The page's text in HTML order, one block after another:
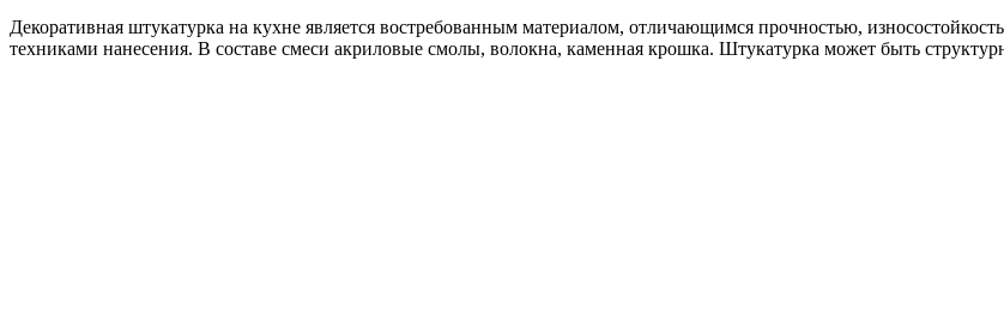
Декоративная штукатурка на кухне является востребованным материалом, отличающимся прочностью,
техниками нанесения. В составе смеси акриловые смолы, волокна, каменная крошка. Штукатурка может быть